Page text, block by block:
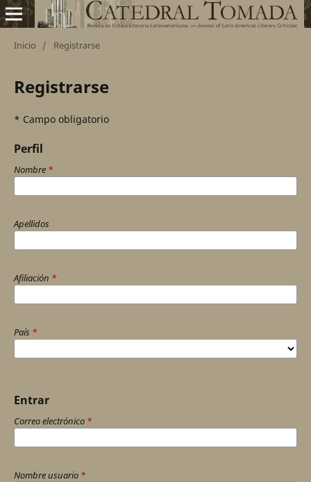
Inicio / Registrarse
Registrarse
* Campo obligatorio
Perfil
Nombre *
Apellidos
Afiliación *
País *
Entrar
Correo electrónico *
Nombre usuario *